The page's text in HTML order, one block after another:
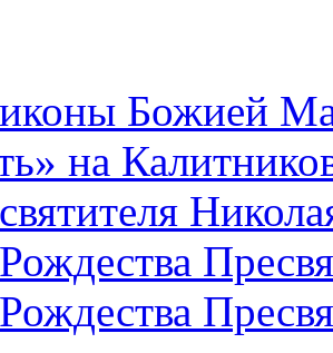
Божией
на